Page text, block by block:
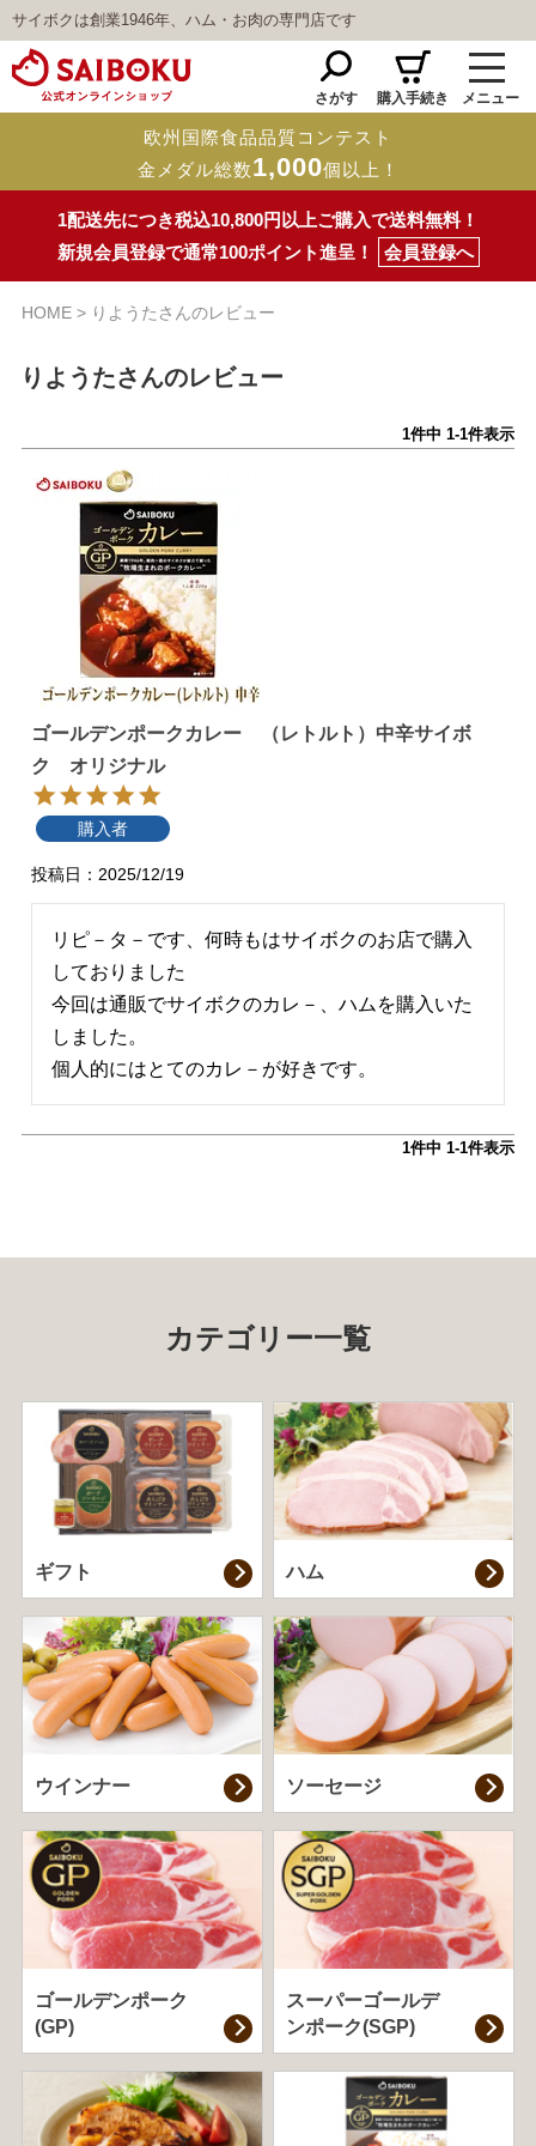
サイボクは創業1946年、ハム・お肉の専門店です
さがす 購入手続き メニュー
欧州国際食品品質コンテスト
金メダル総数1,000個以上！
1配送先につき税込10,800円以上ご購入で送料無料！
新規会員登録で通常100ポイント進呈！
会員登録へ
HOME りようたさんのレビュー
りようたさんのレビュー
1件中 1-1件表示
ゴールデンポークカレー （レトルト）中辛サイボ
ク オリジナル
購入者
投稿日 2025/12/19
リピ－タ－です、何時もはサイボクのお店で購入
しておりました
今回は通販でサイボクのカレ－、ハムを購入いた
しました。
個人的にはとてのカレ－が好きです。
1件中 1-1件表示
カテゴリー一覧
ギフト ハム
ウインナー ソーセージ
ゴールデンポーク
(GP)
スーパーゴールデ
ンポーク(SGP)